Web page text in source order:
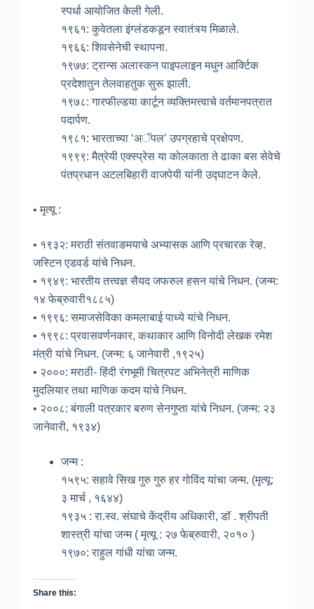
स्पर्धा आयोजित केली गेली.
१९६१: कुवेतला इंग्लंडकडून स्वातंत्र्य मिळाले.
१९६६: शिवसेनेची स्थापना.
१९७७: ट्रान्स अलास्कन पाइपलाइन मधुन आर्क्टिक
प्रदेशातुन तेलवाहतुक सुरू झाली.
१९७८: गारफील्डया कार्टून व्यक्तिमत्त्वाचे वर्तमानपत्रात
पदार्पण.
१९८१: भारताच्या ‘अॅपल’ उपग्रहाचे प्रक्षेपण.
१९९९: मैत्रेयी एक्स्प्रेस या कोलकाता ते ढाका बस सेवेचे
पंतप्रधान अटलबिहारी वाजपेयी यांनी उद्घाटन केले.
• मृत्यू :
• १९३२: मराठी संतवाङमयाचे अभ्यासक आणि प्रचारक रेव्ह.
जस्टिन एडवर्ड यांचे निधन.
• १९४९: भारतीय तत्त्वज्ञ सैयद जफरुल हसन यांचे निधन. (जन्म:
१४ फेब्रुवारी१८८५)
• १९९६: समाजसेविका कमलाबाई पाध्ये यांचे निधन.
• १९९८: प्रवासवर्णनकार, कथाकार आणि विनोदी लेखक रमेश
मंत्री यांचे निधन. (जन्म: ६ जानेवारी ,१९२५)
• २०००: मराठी- हिंदी रंगभूमी चित्रपट अभिनेत्री माणिक
मुदलियार तथा माणिक कदम यांचे निधन.
• २००८: बंगाली पत्रकार बरुण सेनगुप्ता यांचे निधन. (जन्म: २३
जानेवारी, १९३४)
जन्म :
१५९५: सहावे सिख गुरु गुरु हर गोविंद यांचा जन्म. (मृत्यू:
३ मार्च , १६४४)
१९३५ : रा.स्व. संघाचे केंद्रीय अधिकारी, डॉ . श्रीपती
शास्त्री यांचा जन्म ( मृत्यू : २७ फेब्रुवारी, २०१० )
१९७०: राहुल गांधी यांचा जन्म.
Share this: